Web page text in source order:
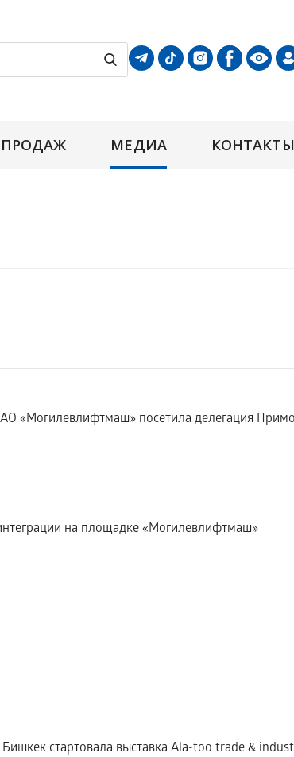
МЕДИА КОНТАКТЫ
«Могилевлифтмаш» посетила делегация
на площадке «Могилевлифтмаш»
стартовала выставка Аla-too trade &